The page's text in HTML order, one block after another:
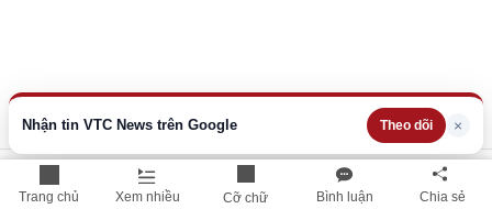
Trang chủ Xem nhiều Cỡ chữ Bình luận Chia sẻ
Nhận tin VTC News trên Google Theo dõi ×